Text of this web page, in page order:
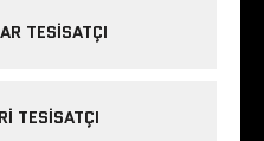
TESISATÇI
TESISATÇI